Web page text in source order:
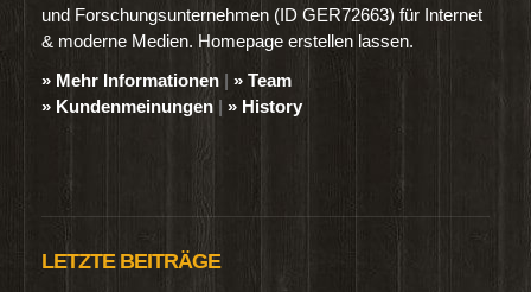
und Forschungsunternehmen (ID GER72663) für Internet
& moderne Medien. Homepage erstellen lassen.
» Mehr Informationen | » Team
» Kundenmeinungen | » History
LETZTE BEITRÄGE